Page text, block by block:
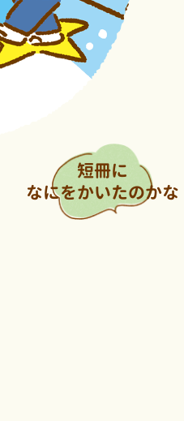
短冊に
なにをかいたのかな